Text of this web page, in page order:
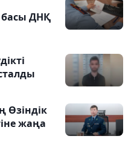
ДНҚ
Өзіндік
жаңа